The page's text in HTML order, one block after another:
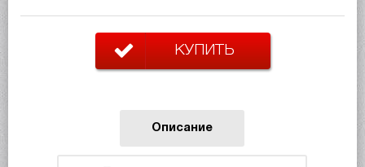
КУПИТЬ
Описание